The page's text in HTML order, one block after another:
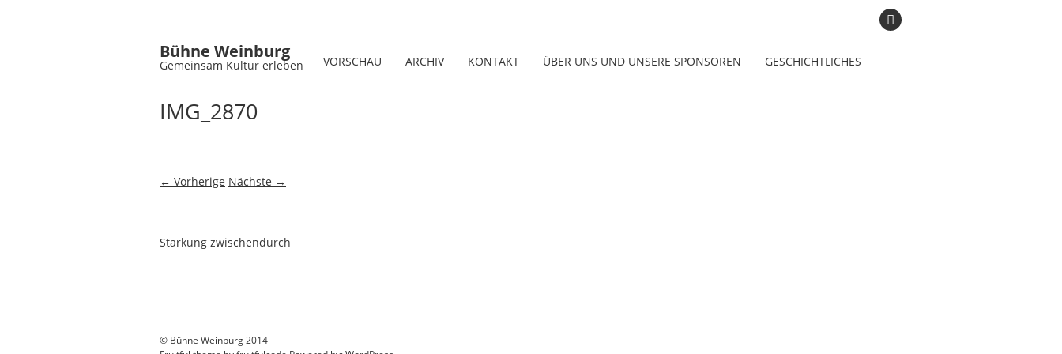
Bühne Weinburg
Gemeinsam Kultur erleben VORSCHAU ARCHIV KONTAKT ÜBER UNS UND UNSERE SPONSOREN GESCHICHTLICHES
IMG_2870
← Vorherige Nächste →
Stärkung zwischendurch
© Bühne Weinburg 2014